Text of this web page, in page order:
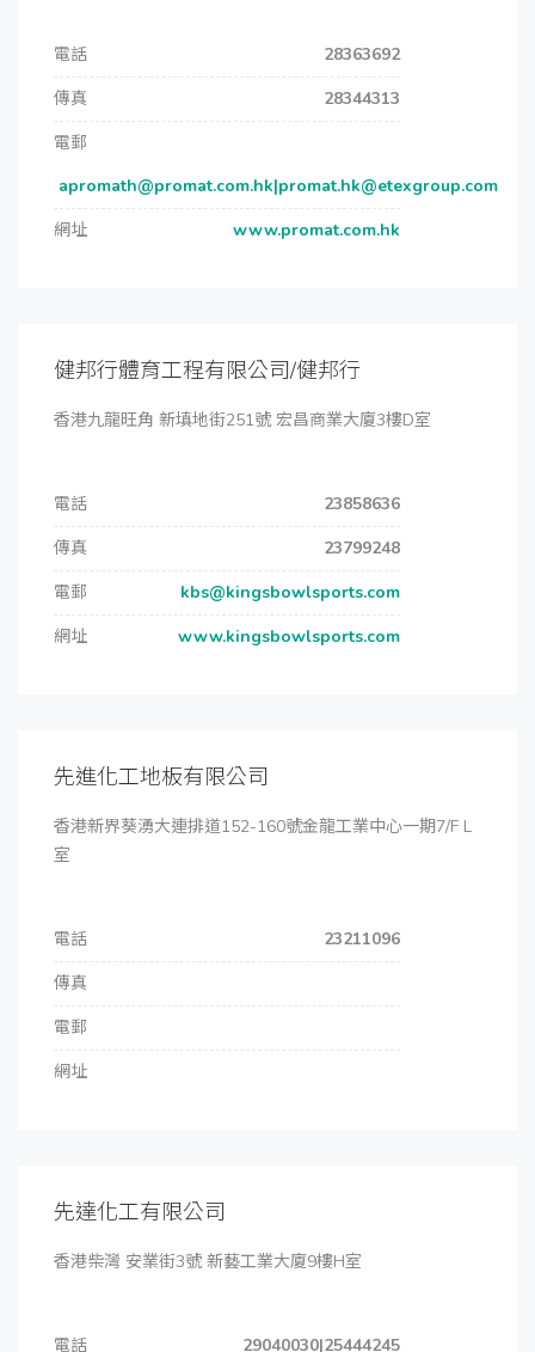
電話
28363692
傳真
28344313
電郵
apromath@promat.com.hk|promat.hk@etexgroup.com
網址
www.promat.com.hk
健邦行體育工程有限公司/健邦行
香港九龍旺角 新填地街251號 宏昌商業大廈3樓D室
電話
23858636
傳真
23799248
電郵
kbs@kingsbowlsports.com
網址
www.kingsbowlsports.com
先進化工地板有限公司
香港新界葵湧大連排道152-160號金龍工業中心一期7/F L
室
電話
23211096
傳真
電郵
網址
先達化工有限公司
香港柴灣 安業街3號 新藝工業大廈9樓H室
電話
29040030|25444245